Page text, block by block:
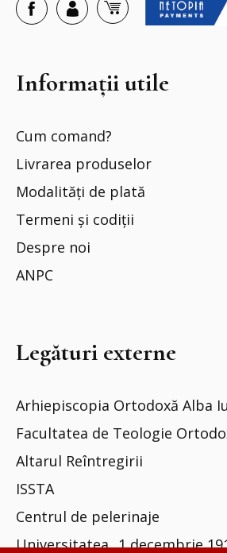
Informații utile
Cum comand?
Livrarea produselor
Modalități de plată
Termeni și codiții
Despre noi
ANPC
Legături externe
Arhiepiscopia Ortodoxă Alba
Facultatea de Teologie
Altarul Reîntregirii
ISSTA
Centrul de pelerinaje
Universitatea „1 decembrie